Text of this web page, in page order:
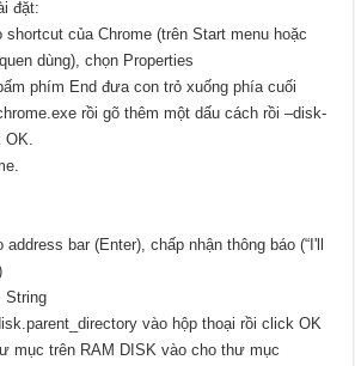
đặt:
của Chrome (trên Start menu hoặc
dùng), chọn Properties
phím End đưa con trỏ xuống phía cuối
rồi gõ thêm một dấu cách rồi –disk-
OK.
bar (Enter), chấp nhận thông báo (“I'll
String
vào hộp thoại rồi click OK
mục trên RAM DISK vào cho thư mục